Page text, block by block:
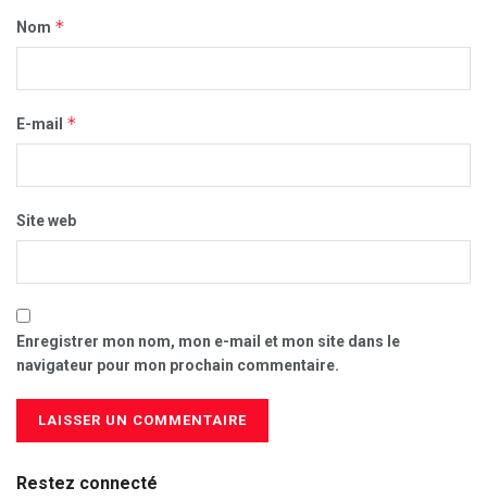
Nom *
E-mail *
Site web
Enregistrer mon nom, mon e-mail et mon site dans le
navigateur pour mon prochain commentaire.
Restez connecté